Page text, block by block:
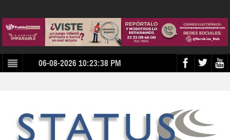
06-08-2026 10:23:38 PM